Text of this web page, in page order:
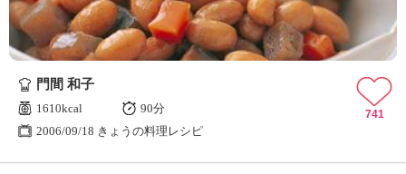
門間 和子
1610kcal
90分
2006/09/18 きょうの料理レシピ
741